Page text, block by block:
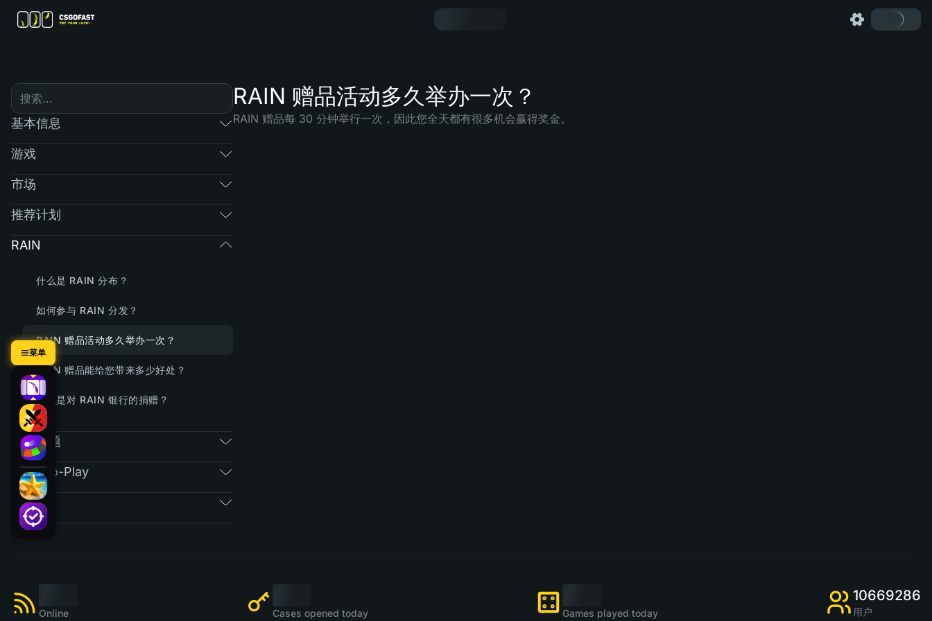
菜单
基本信息
游戏
市场
推荐计划
RAIN
什么是 RAIN 分布？
如何参与 RAIN 分发？
RAIN 赠品活动多久举办一次？
RAIN 赠品能给您带来多少好处？
什么是对 RAIN 银行的捐赠？
常规问题
Free-To-Play
票券
RAIN 赠品活动多久举办一次？
RAIN 赠品每 30 分钟举行一次，因此您全天都有很多机会赢得奖金。
Online Cases opened today Games played today
10669286
用户